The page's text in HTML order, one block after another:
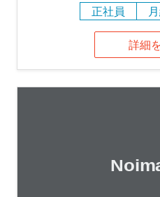
正社員
詳細